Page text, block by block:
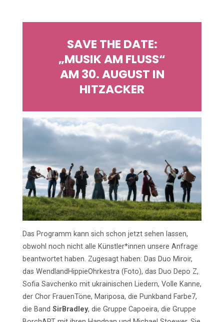
SAVE THE DATE:
„MUSIK AM FLUSS“
AM 30. AUGUST IN
HITZACKER
Das Programm kann sich schon jetzt sehen lassen,
obwohl noch nicht alle Künstler*innen unsere Anfrage
beantwortet haben. Zugesagt haben: Das Duo Miroir,
das WendlandHippieOhrkestra (Foto), das Duo Depo Z,
Sofia Savchenko mit ukrainischen Liedern, Volle Kanne,
der Chor FrauenTöne, Mariposa, die Punkband Farbe7,
die Band SirBradley, die Gruppe Capoeira, die Gruppe